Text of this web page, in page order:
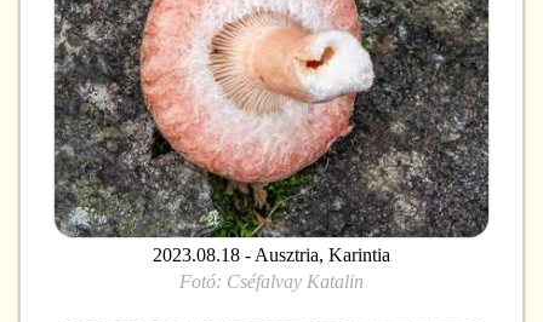
2023.08.18 - Ausztria, Karintia
Fotó: Cséfalvay Katalin